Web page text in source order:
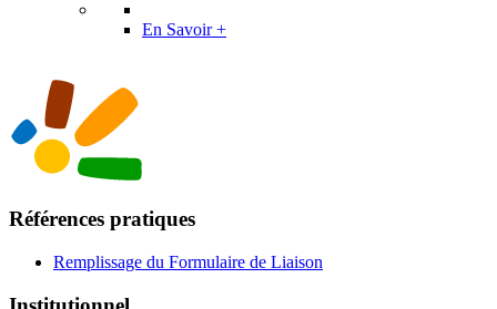
En Savoir +
Références pratiques
Remplissage du Formulaire de Liaison